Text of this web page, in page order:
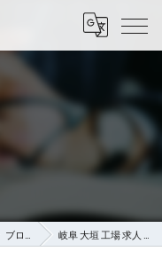
ブログ 岐阜 大垣 工場 求人 溶接